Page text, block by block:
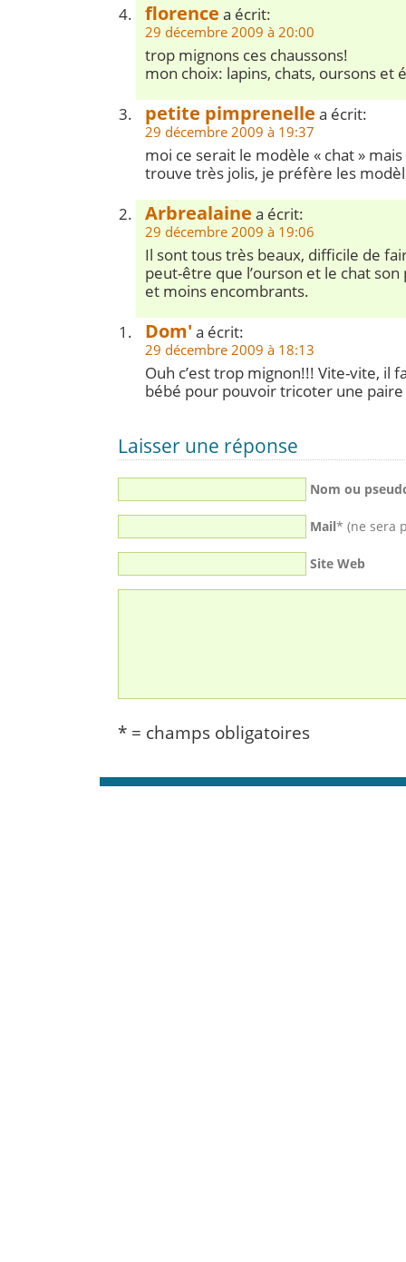
florence a écrit:
29 décembre 2009 à 20:00
trop mignons ces chaussons!
mon choix: lapins, chats, oursons et
petite pimprenelle a écrit:
29 décembre 2009 à 19:37
moi ce serait le modèle « chat »
trouve très jolis, je préfère les
Arbrealaine a écrit:
29 décembre 2009 à 19:06
Il sont tous très beaux, difficile de
peut-être que l’ourson et le chat
et moins encombrants.
Dom' a écrit:
29 décembre 2009 à 18:13
Ouh c’est trop mignon!!! Vite-vite, il
bébé pour pouvoir tricoter une paire
Laisser une réponse
Nom ou
Mail* (ne sera
Site Web
* = champs obligatoires